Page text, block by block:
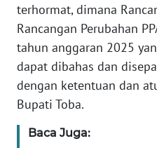
terhormat, dimana
Rancangan Perubahan
tahun anggaran 2025
dapat dibahas dan
dengan ketentuan dan
Bupati Toba.
Baca Juga:
WN
KALBAR
WN
KALTENG